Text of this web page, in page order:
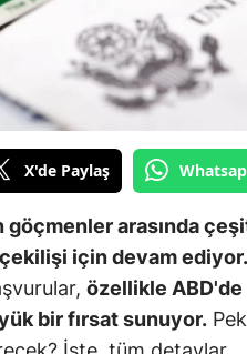
X'de Paylaş
göçmenler arasında
için devam
özellikle ABD'de
bir fırsat sunuyor.